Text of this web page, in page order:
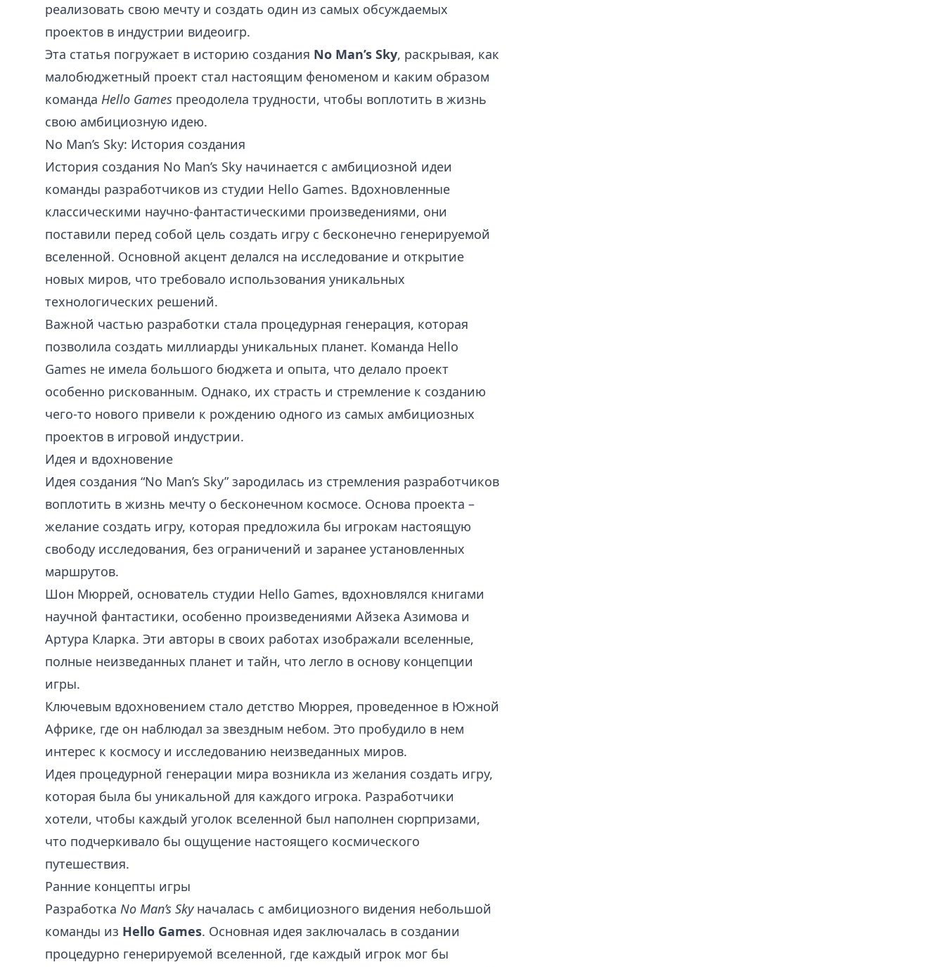
реализовать свою мечту и создать один из самых обсуждаемых
проектов в индустрии видеоигр.
Эта статья погружает в историю создания No Man’s Sky, раскрывая, как
малобюджетный проект стал настоящим феноменом и каким образом
команда Hello Games преодолела трудности, чтобы воплотить в жизнь
свою амбициозную идею.
No Man’s Sky: История создания
История создания No Man’s Sky начинается с амбициозной идеи
команды разработчиков из студии Hello Games. Вдохновленные
классическими научно-фантастическими произведениями, они
поставили перед собой цель создать игру с бесконечно генерируемой
вселенной. Основной акцент делался на исследование и открытие
новых миров, что требовало использования уникальных
технологических решений.
Важной частью разработки стала процедурная генерация, которая
позволила создать миллиарды уникальных планет. Команда Hello
Games не имела большого бюджета и опыта, что делало проект
особенно рискованным. Однако, их страсть и стремление к созданию
чего-то нового привели к рождению одного из самых амбициозных
проектов в игровой индустрии.
Идея и вдохновение
Идея создания “No Man’s Sky” зародилась из стремления разработчиков
воплотить в жизнь мечту о бесконечном космосе. Основа проекта –
желание создать игру, которая предложила бы игрокам настоящую
свободу исследования, без ограничений и заранее установленных
маршрутов.
Шон Мюррей, основатель студии Hello Games, вдохновлялся книгами
научной фантастики, особенно произведениями Айзека Азимова и
Артура Кларка. Эти авторы в своих работах изображали вселенные,
полные неизведанных планет и тайн, что легло в основу концепции
игры.
Ключевым вдохновением стало детство Мюррея, проведенное в Южной
Африке, где он наблюдал за звездным небом. Это пробудило в нем
интерес к космосу и исследованию неизведанных миров.
Идея процедурной генерации мира возникла из желания создать игру,
которая была бы уникальной для каждого игрока. Разработчики
хотели, чтобы каждый уголок вселенной был наполнен сюрпризами,
что подчеркивало бы ощущение настоящего космического
путешествия.
Ранние концепты игры
Разработка No Man’s Skyначалась с амбициозного видения небольшой
команды из Hello Games. Основная идея заключалась в создании
процедурно генерируемой вселенной, где каждый игрок мог бы